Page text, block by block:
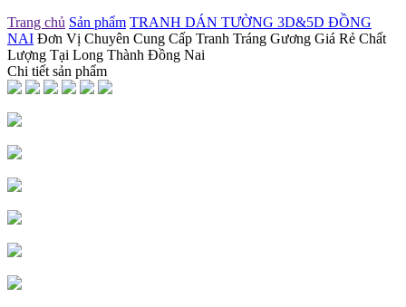
Trang chủ Sản phẩm TRANH DÁN TƯỜNG 3D&5D ĐỒNG
NAI Đơn Vị Chuyên Cung Cấp Tranh Tráng Gương Giá Rẻ Chất
Lượng Tại Long Thành Đồng Nai
Chi tiết sản phẩm